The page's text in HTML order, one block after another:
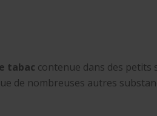
tabac contenue dans des petits
de nombreuses autres